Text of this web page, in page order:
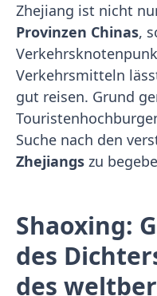
Zhejiang ist nicht
Provinzen Chinas,
Verkehrsmitteln
gut reisen. Grund
Suche nach den
Zhejiangs zu
Shaoxing:
des
des